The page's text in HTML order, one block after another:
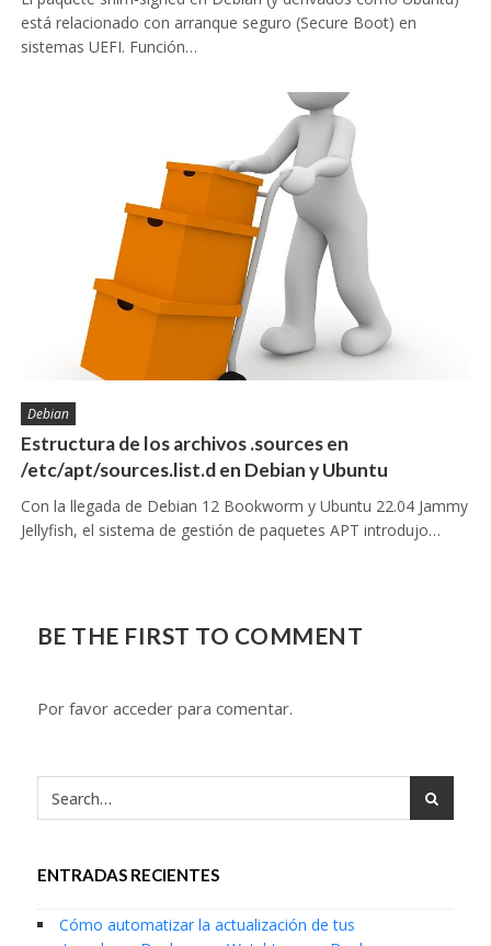
está relacionado con arranque seguro (Secure Boot) en
sistemas UEFI. Función…
Debian
Estructura de los archivos .sources en
/etc/apt/sources.list.d en Debian y Ubuntu
Con la llegada de Debian 12 Bookworm y Ubuntu 22.04 Jammy
Jellyfish, el sistema de gestión de paquetes APT introdujo…
BE THE FIRST TO COMMENT
Por favor acceder para comentar.
ENTRADAS RECIENTES
Cómo automatizar la actualización de tus